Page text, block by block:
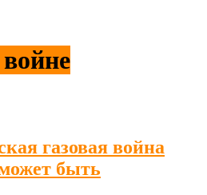
газовая война
быть